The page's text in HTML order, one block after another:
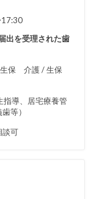
出を受理された歯
生保 介護 / 生保
指導、居宅療養管
等）
談可